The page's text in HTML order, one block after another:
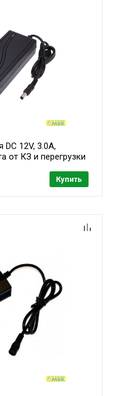
DC 12V, 3.0A,
от КЗ и перегрузки
Купить